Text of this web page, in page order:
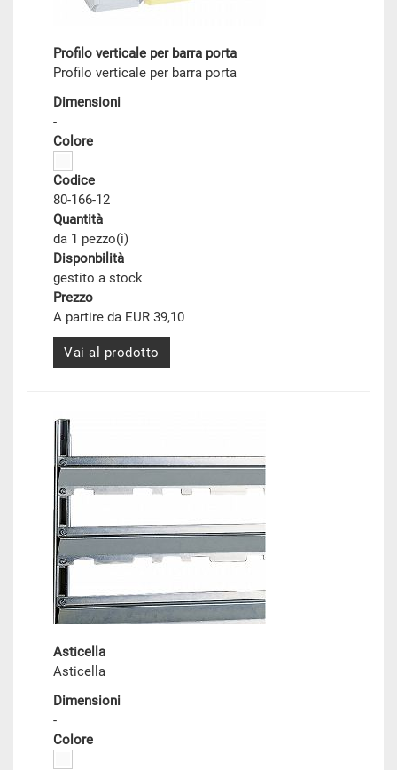
Profilo verticale per barra porta
Profilo verticale per barra porta
Dimensioni
-
Colore
Codice
80-166-12
Quantità
da 1 pezzo(i)
Disponbilità
gestito a stock
Prezzo
A partire da EUR 39,10
Vai al prodotto
Asticella
Asticella
Dimensioni
-
Colore